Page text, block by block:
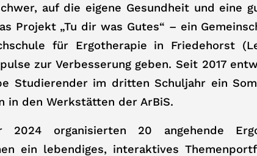
auf die eigene Gesundheit und eine
Projekt „Tu dir was Gutes“ – ein
für Ergotherapie in Friedehorst
zur Verbesserung geben. Seit 2017
Studierender im dritten Schuljahr ein
in den Werkstätten der ArBiS.
2024 organisierten 20 angehende
ein lebendiges, interaktives